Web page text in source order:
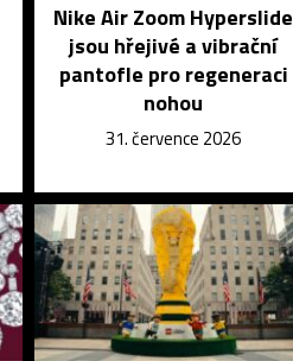
Nike Air Zoom Hyperslide
jsou hřejivé a vibrační
pantofle pro regeneraci
nohou
31. července 2026